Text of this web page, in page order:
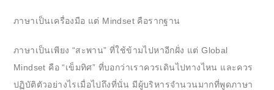
ภาษาเป็นเครื่องมือ แต่ Mindset คือรากฐาน
ภาษาเป็นเพียง “สะพาน” ที่ใช้ข้ามไปหาอีกฝั่ง แต่ Global
Mindset คือ “เข็มทิศ” ที่บอกว่าเราควรเดินไปทางไหน และควร
ปฏิบัติตัวอย่างไรเมื่อไปถึงที่นั่น มีผู้บริหารจำนวนมากที่พูดภาษา